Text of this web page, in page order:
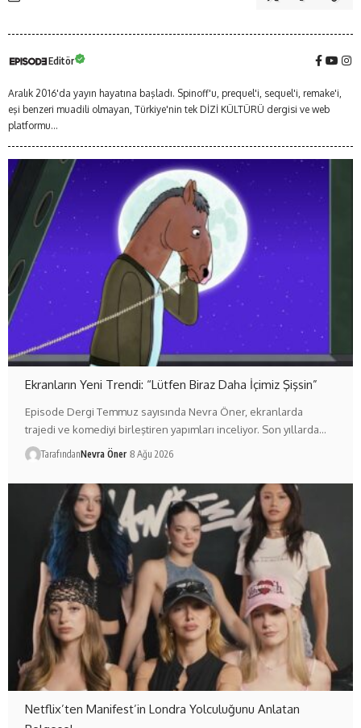
Editör
Aralık 2016'da yayın hayatına başladı. Spinoff'u, prequel'i, sequel'i, remake'i,
eşi benzeri muadili olmayan, Türkiye'nin tek DİZİ KÜLTÜRÜ dergisi ve web
platformu...
Ekranların Yeni Trendi: “Lütfen Biraz Daha İçimiz Şişsin”
Episode Dergi Temmuz sayısında Nevra Öner, ekranlarda
trajedi ve komediyi birleştiren yapımları inceliyor. Son yıllarda…
TarafındanNevra Öner 8 Ağu 2026
Netflix’ten Manifest’in Londra Yolculuğunu Anlatan